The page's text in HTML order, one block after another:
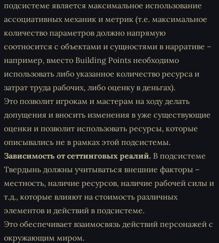
подсистеме является максимальное использование
ассоциативных механик и метрик (т.е. максимальное
количество параметров должно напрямую
соотносится с объектами и сущностями в нарративе –
например, вместо Building Points необходимо
использовать либо указанное количество ресурса и
затрат труда рабочих, либо оценку в деньгах).
Это позволит игрокам и мастерам на ходу делать
допущения и вносить изменения в уже существующие
оценки и позволит использовать ресурсы, которые
описывались не в рамках этой подсистемы.
Зависимость от сеттинговых реалий. В подсистеме
Твердынь должны учитываться внешние факторы –
местность, наличие ресурсов, наличие рабочей силы и
т.д., которые влияют на стоимость различных
элементов и действий в подсистеме.
Это обеспечивает взаимосвязь действий персонажей с
окружающим миром.